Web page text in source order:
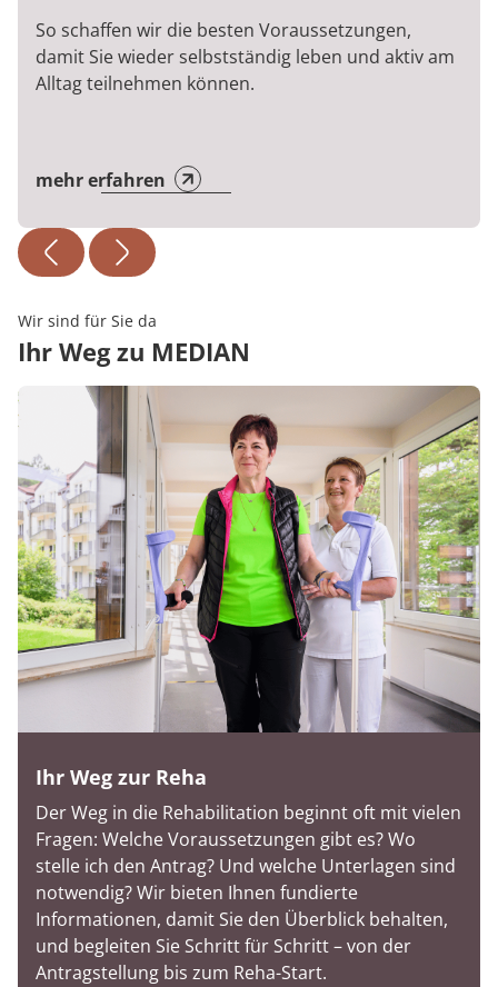
So schaffen wir die besten Voraussetzungen,
damit Sie wieder selbstständig leben und aktiv am
Alltag teilnehmen können.
mehr erfahren
Wir sind für Sie da
Ihr Weg zu MEDIAN
Ihr Weg zur Reha
Der Weg in die Rehabilitation beginnt oft mit vielen
Fragen: Welche Voraussetzungen gibt es? Wo
stelle ich den Antrag? Und welche Unterlagen sind
notwendig? Wir bieten Ihnen fundierte
Informationen, damit Sie den Überblick behalten,
und begleiten Sie Schritt für Schritt – von der
Antragstellung bis zum Reha-Start.